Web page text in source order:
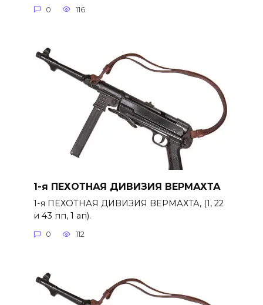
0 116
1-я ПЕХОТНАЯ ДИВИЗИЯ ВЕРМАХТА
1-я ПЕХОТНАЯ ДИВИЗИЯ ВЕРМАХТА, (1, 22
и 43 пп, 1 ап).
0 112